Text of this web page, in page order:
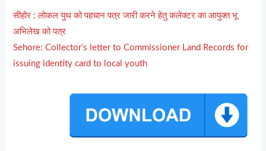
सीहोर : लोकल युथ को पहचान पत्र जारी करने हेतु कलेक्टर का आयुक्त भू
अभिलेख को पत्र
Sehore: Collector’s letter to Commissioner Land Records for
issuing identity card to local youth